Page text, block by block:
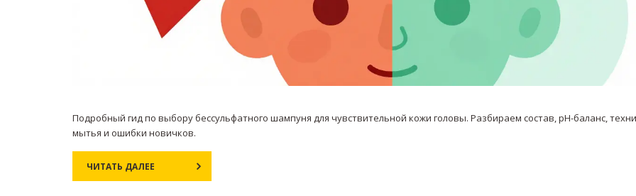
Подробный гид по выбору бессульфатного шампуня для чувствительной кожи головы. Разбираем состав, pH-баланс,
мытья и ошибки новичков.
ЧИТАТЬ ДАЛЕЕ